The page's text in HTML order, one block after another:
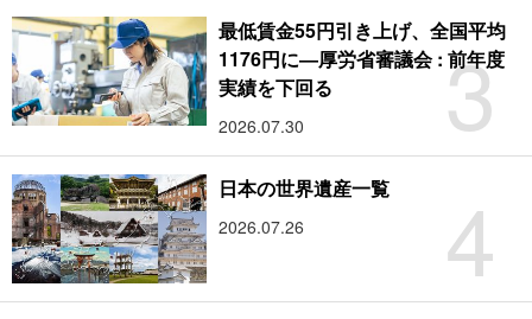
3
最低賃金55円引き上げ、全国平均
1176円に―厚労省審議会 : 前年度
実績を下回る
2026.07.30
4
日本の世界遺産一覧
2026.07.26